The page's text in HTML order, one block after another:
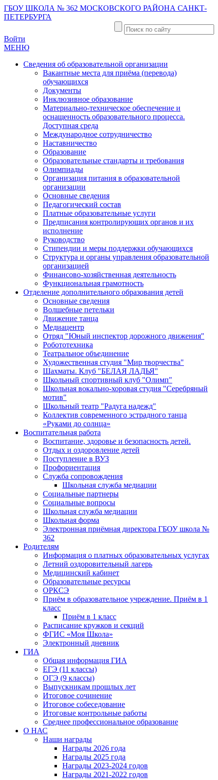
ГБОУ ШКОЛА № 362 МОСКОВСКОГО РАЙОНА САНКТ-
ПЕТЕРБУРГА
Войти
МЕНЮ
Сведения об образовательной организации
Вакантные места для приёма (перевода)
обучающихся
Документы
Инклюзивное образование
Материально-техническое обеспечение и
оснащенность образовательного процесса.
Доступная среда
Международное сотрудничество
Наставничество
Образование
Образовательные стандарты и требования
Олимпиады
Организация питания в образовательной
организации
Основные сведения
Педагогический состав
Платные образовательные услуги
Предписания контролирующих органов и их
исполнение
Руководство
Стипендии и меры поддержки обучающихся
Структура и органы управления образовательной
организацией
Финансово-хозяйственная деятельность
Функциональная грамотность
Отделение дополнительного образования детей
Основные сведения
Волшебные петельки
Движение танца
Медиацентр
Отряд "Юный инспектор дорожного движения"
Робототехника
Театральное объединение
Художественная студия "Мир творчества"
Шахматы. Клуб "БЕЛАЯ ЛАДЬЯ"
Школьный спортивный клуб "Олимп"
Школьная вокально-хоровая студия "Серебряный
мотив"
Школьный театр "Радуга надежд"
Коллектив современного эстрадного танца
«Руками до солнца»
Воспитательная работа
Воспитание, здоровье и безопасность детей.
Отдых и оздоровление детей
Поступление в ВУЗ
Профориентация
Служба сопровождения
Школьная служба медиации
Социальные партнеры
Социальные вопросы
Школьная служба медиации
Школьная форма
Электронная приёмная директора ГБОУ школа №
362
Родителям
Информация о платных образовательных услугах
Летний оздоровительный лагерь
Медицинский кабинет
Образовательные ресурсы
ОРКСЭ
Приём в образовательное учреждение. Приём в 1
класс
Приём в 1 класс
Расписание кружков и секций
ФГИС «Моя Школа»
Электронный дневник
ГИА
Общая информация ГИА
ЕГЭ (11 классы)
ОГЭ (9 классы)
Выпускникам прошлых лет
Итоговое сочинение
Итоговое собеседование
Итоговые контрольные работы
Среднее профессиональное образование
О НАС
Наши награды
Награды 2026 года
Награды 2025 года
Награды 2023-2024 годов
Награды 2021-2022 годов